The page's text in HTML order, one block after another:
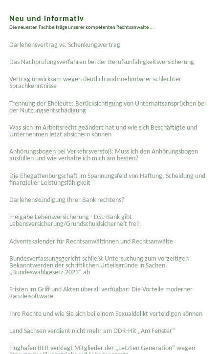
Neu und informativ
Die neuesten Fachbeiträge unserer kompetenten Rechtsanwälte ...
Darlehensvertrag vs. Schenkungsvertrag
Das Nachprüfungsverfahren bei der Berufsunfähigkeitsversicherung
Vertrag unwirksam wegen deutlich wahrnehmbarer schlechter
Sprachkenntnisse
Trennung der Eheleute: Berücksichtigung von Unterhaltsansprüchen bei
der Nutzungsentschädigung
Was sich im Arbeitsrecht geändert hat und wie sich Beschäftigte und
Unternehmen jetzt absichern können
Anhörungsbogen bei Verkehrsverstoß: Muss ich den Anhörungsbogen
ausfüllen und wie verhalte ich mich am besten?
Die Ehegattenbürgschaft im Spannungsfeld von Haftung, Scheidung und
finanzieller Leistungsfähigkeit
Darlehenskündigung Ihrer Bank rechtens?
Freigabe Lebensversicherung - DSL-Bank gibt
Lebensversicherung/Grundschuldsicherheit frei!
Adventskalender für Rechtsanwältinnen und Rechtsanwälte
Bundesverfassungsgericht schließt Untersuchung zum vorzeitigen
Bekanntwerden der schriftlichen Urteilsgründe in Sachen
„Bundeswahlgesetz 2023“ ab
Fristen im Griff und Akten überall verfügbar: Die Vorteile moderner
Kanzleisoftware
Ihre Rechte und wie Sie sich bei einem Sexual­delikt verteidigen können
Land Sachsen verdient nicht mehr am DDR-Hit „Am Fenster“
Flughafen BER verklagt Mitglieder der „Letzten Generation“ wegen